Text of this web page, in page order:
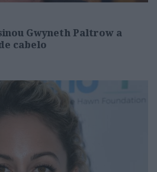
Gwyneth Paltrow a
cabelo